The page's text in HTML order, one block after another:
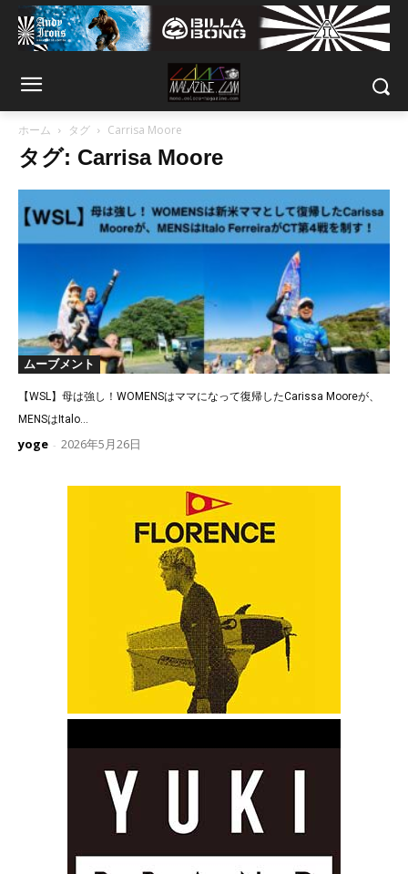
ホーム タグ Carrisa Moore
タグ: Carrisa Moore
ムーブメント
【WSL】母は強し！WOMENSはママになって復帰したCarissa Mooreが、
MENSはItalo...
yoge - 2026年5月26日